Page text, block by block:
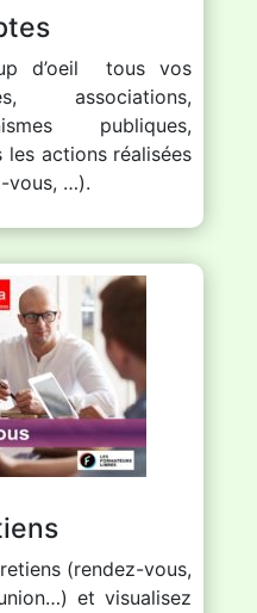
d’oeil tous vos
associations,
publiques,
actions réalisées
vous, …).
(rendez-vous,
et visualisez